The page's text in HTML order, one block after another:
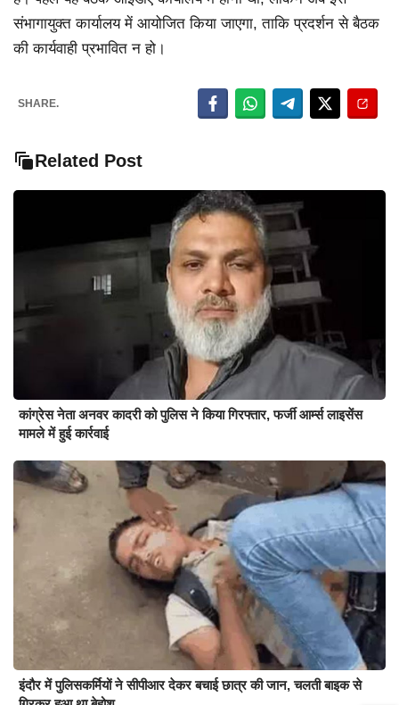
संभागायुक्त कार्यालय में आयोजित किया जाएगा, ताकि प्रदर्शन से बैठक
की कार्यवाही प्रभावित न हो।
SHARE.
Related Post
कांग्रेस नेता अनवर कादरी को पुलिस ने किया गिरफ्तार, फर्जी आर्म्स लाइसेंस
मामले में हुई कार्रवाई
इंदौर में पुलिसकर्मियों ने सीपीआर देकर बचाई छात्र की जान, चलती बाइक से